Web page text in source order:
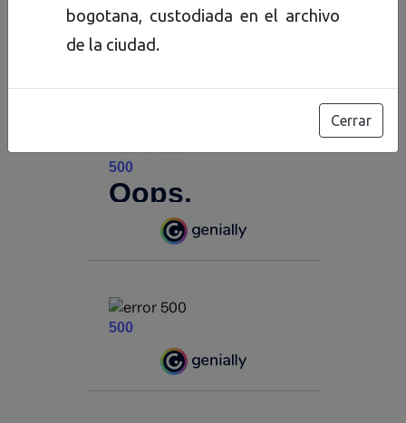
exposición aquí
bogotana, custodiada en el archivo
de la ciudad.
Cerrar